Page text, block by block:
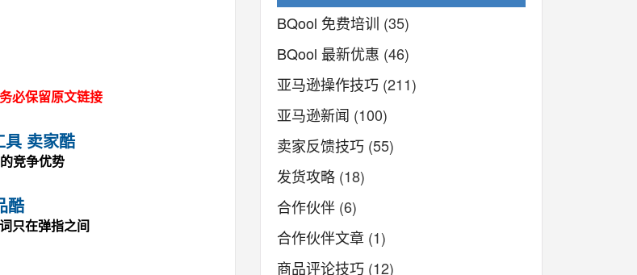
必保留原文链接
卖家酷
竞争优势
酷
只在弹指之间
BQool 免费培训 (35)
BQool 最新优惠 (46)
亚马逊操作技巧 (211)
亚马逊新闻 (100)
卖家反馈技巧 (55)
发货攻略 (18)
合作伙伴 (6)
合作伙伴文章 (1)
商品评论技巧 (12)